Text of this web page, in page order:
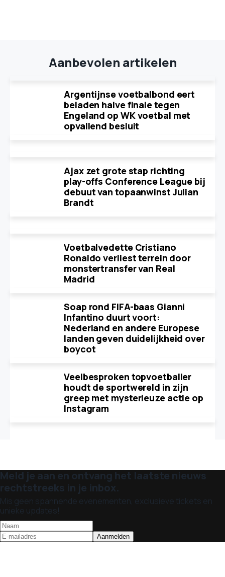
Aanbevolen artikelen
Argentijnse voetbalbond eert
beladen halve finale tegen
Engeland op WK voetbal met
opvallend besluit
Ajax zet grote stap richting
play-offs Conference League bij
debuut van topaanwinst Julian
Brandt
Voetbalvedette Cristiano
Ronaldo verliest terrein door
monstertransfer van Real
Madrid
Soap rond FIFA-baas Gianni
Infantino duurt voort:
Nederland en andere Europese
landen geven duidelijkheid over
boycot
Veelbesproken topvoetballer
houdt de sportwereld in zijn
greep met mysterieuze actie op
Instagram
Meld je aan en ontvang het laatste nieuws
rechtstreeks in je inbox.
Mis geen spannende evenementen, exclusieve tickets en
unieke updates!